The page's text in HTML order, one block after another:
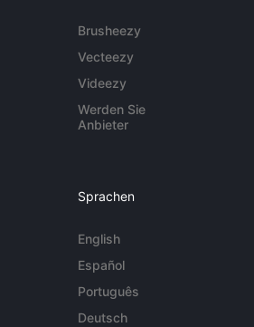
Brusheezy
Vecteezy
Videezy
Werden Sie
Anbieter
Sprachen
English
Español
Português
Deutsch